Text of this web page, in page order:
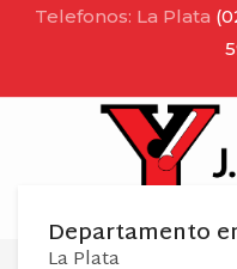
Telefonos: La Plata
Departamento
La Plata